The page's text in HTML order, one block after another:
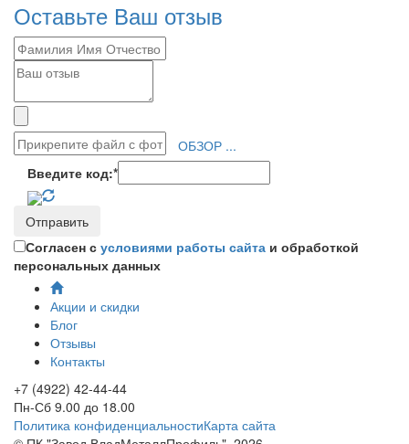
Оставьте Ваш отзыв
ОБЗОР ...
Введите код:*
Согласен с условиями работы сайта и обработкой
персональных данных
Акции и скидки
Блог
Отзывы
Контакты
+7 (4922) 42-44-44
Пн-Сб 9.00 до 18.00
Политика конфиденциальностиКарта сайта